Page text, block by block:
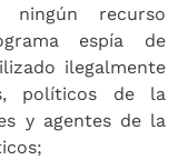
ningún recurso
espía de
ilegalmente
políticos de la
y agentes de la